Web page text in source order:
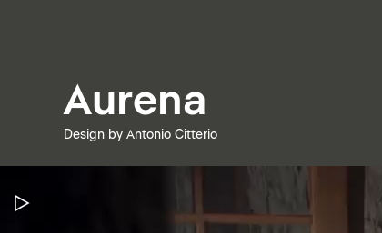
Aurena
Design by Antonio Citterio
Pausar vídeo